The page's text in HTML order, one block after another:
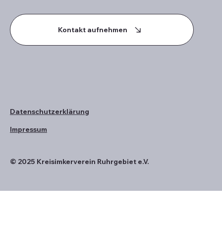
Kontakt aufnehmen
© 2025 Kreisimkerverein Ruhrgebiet e.V.
Datenschutzerklärung
Impressum